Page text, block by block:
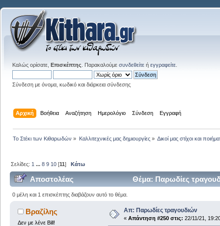
Καλώς ορίσατε, Επισκέπτης . Παρακαλούμε συνδεθείτε ή εγγραφείτε
Σύνδεση με όνομα, κωδικό και διάρκεια σύνδεσης
Αρχική Βοήθεια Αναζήτηση Ημερολόγιο Σύνδεση Εγγραφή
Το Στέκι των Κιθαρωδών » Καλλιτεχνικές μας δημιουργίες» Δικοί μας στίχοι και
Σελίδες: 1 ...8 9 10 [11]Κάτω
Αποστολέας Θέμα: Παρωδίες
0 μέλη και 1 επισκέπτης διαβάζουν αυτό το θέμα.
Βραζίλης
Δεν με λένε Bill!
Απ: Παρωδίες τραγουδιών
« Απάντηση #250 στις: 22/11/21,